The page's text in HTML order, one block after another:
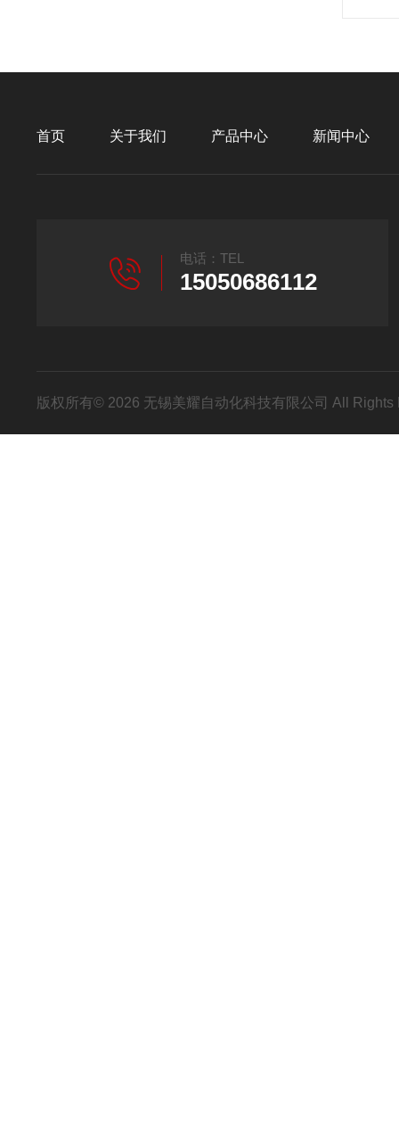
首页 关于我们 产品中心 新闻中心
电话：TEL
15050686112
版权所有© 2026 无锡美耀自动化科技有限公司 All